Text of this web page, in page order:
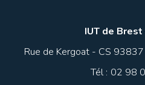
IUT de
Rue de Kergoat - CS
Tél : 02 98